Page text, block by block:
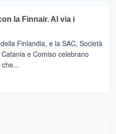
la Finnair. Al via i
Finlandia, e la SAC, Società
e Comiso celebrano